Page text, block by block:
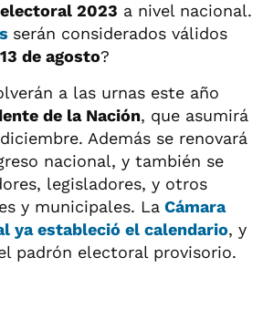
2023 a nivel nacional.
serán considerados válidos
13 de agosto?
a las urnas este año
de la Nación, que asumirá
Además se renovará
nacional, y también se
legisladores, y otros
y municipales. La Cámara
ya estableció el calendario, y
padrón electoral provisorio.